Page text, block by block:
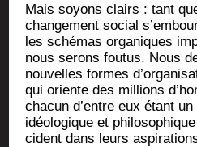
Mais soyons clairs : tant
chan­ge­ment social
les sché­mas orga­niques
nous serons fou­tus. Nous
nou­velles formes
qui oriente des mil­lions
cha­cun d’entre eux étant
idéo­lo­gique et
cident dans leurs